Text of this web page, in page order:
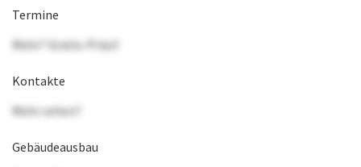
Termine
Mehr? Gratis-Präsi!
Kontakte
Mehr sehen?
Gebäudeausbau